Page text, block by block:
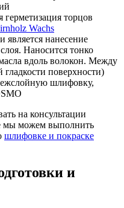
торцов
Wachs
нанесение
Наносится тонко
вдоль волокон. Между
поверхности)
шлифовку,
на консультации
мы можем выполнить
шлифовке и покраске
и